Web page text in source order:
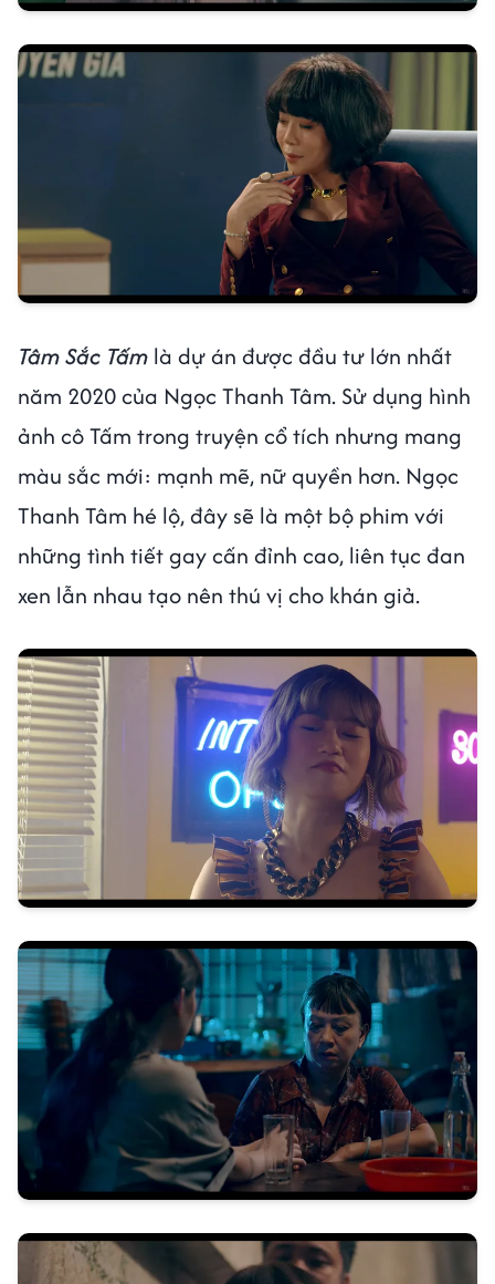
Tâm Sắc Tấm là dự án được đầu tư lớn nhất
năm 2020 của Ngọc Thanh Tâm. Sử dụng hình
ảnh cô Tấm trong truyện cổ tích nhưng mang
màu sắc mới: mạnh mẽ, nữ quyền hơn. Ngọc
Thanh Tâm hé lộ, đây sẽ là một bộ phim với
những tình tiết gay cấn đỉnh cao, liên tục đan
xen lẫn nhau tạo nên thú vị cho khán giả.